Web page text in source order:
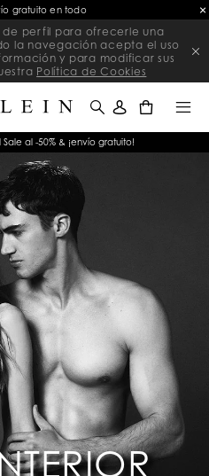
seleccionados | Termina pronto
de perfil para ofrecerle una
la navegación acepta el uso
y para modificar sus
Política de Cookies
al -50% & ¡envío gratuito!